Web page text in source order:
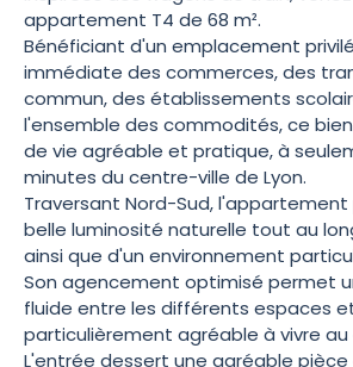
appartement T4 de 68 m².
Bénéficiant d'un emplacement
immédiate des commerces, des
commun, des établissements
l'ensemble des commodités, ce
de vie agréable et pratique, à
minutes du centre-ville de Lyon.
Traversant Nord-Sud,
belle luminosité naturelle tout au
ainsi que d'un environnement
Son agencement optimisé permet
fluide entre les différents espaces
particulièrement agréable à vivre au
L'entrée dessert une agréable pièce